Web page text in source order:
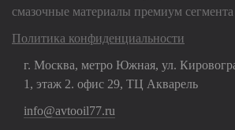
смазочные материалы премиум сегмента
Политика конфиденциальности
г. Москва, метро Южная, ул.
1, этаж 2. офис 29, ТЦ Акварель
info@avtooil77.ru